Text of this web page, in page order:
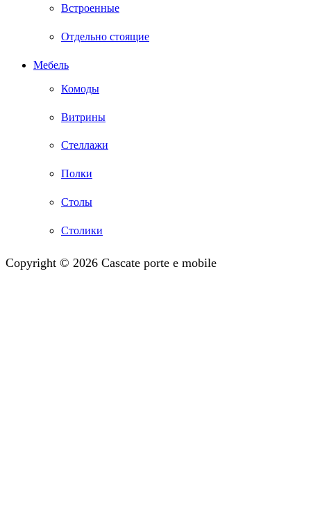
Встроенные
Отдельно стоящие
Мебель
Комоды
Витрины
Стеллажи
Полки
Столы
Столики
Copyright © 2026 Cascate porte e mobile